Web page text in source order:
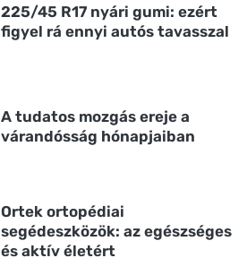
225/45 R17 nyári gumi: ezért
figyel rá ennyi autós tavasszal
A tudatos mozgás ereje a
várandósság hónapjaiban
Ortek ortopédiai
segédeszközök: az egészséges
és aktív életért